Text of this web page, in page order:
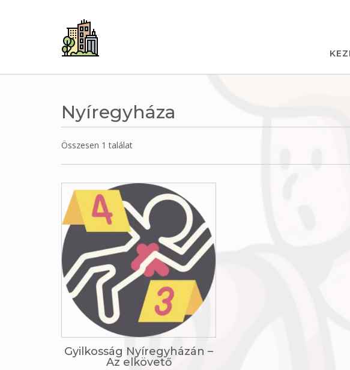
Nyíregyháza
Összesen 1 találat
Gyilkosság Nyíregyházán –
Az elkövető